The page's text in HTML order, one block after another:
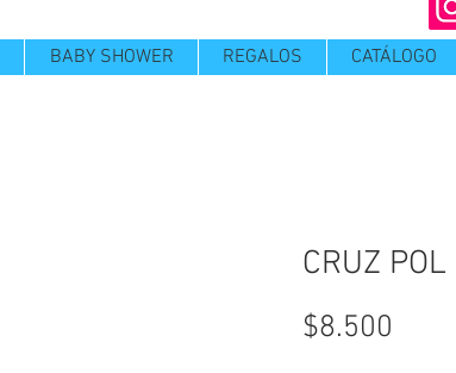
BABY SHOWER REGALOS CATÁLOGO
CRUZ
$8.500